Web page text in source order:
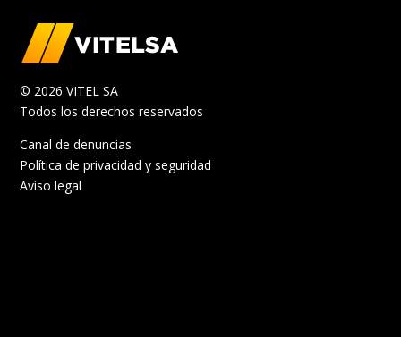
© 2026 VITEL SA
Todos los derechos reservados
Canal de denuncias
Política de privacidad y seguridad
Aviso legal